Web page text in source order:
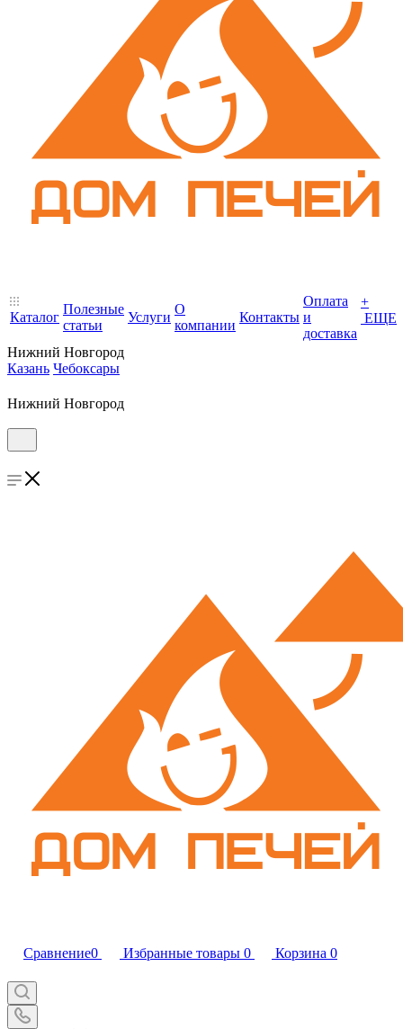
Каталог
Полезные
статьи
Услуги
О
компании
Контакты
Оплата
и
доставка
+
ЕЩЕ
Нижний Новгород
Казань Чебоксары
Нижний Новгород
Сравнение0 Избранные товары 0 Корзина 0